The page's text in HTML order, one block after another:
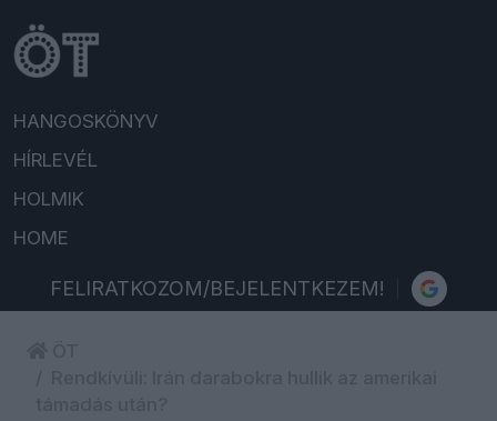
HANGOSKÖNYV
HÍRLEVÉL
HOLMIK
HOME
FELIRATKOZOM/BEJELENTKEZEM!